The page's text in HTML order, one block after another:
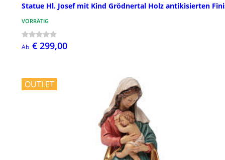
Statue Hl. Josef mit Kind Grödnertal Holz antikisierten
VORRÄTIG
Ab € 299,00
OUTLET